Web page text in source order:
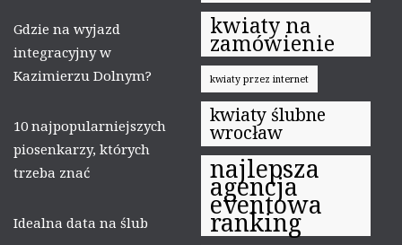
Gdzie na wyjazd
integracyjny w
Kazimierzu Dolnym?
10 najpopularniejszych
piosenkarzy, których
trzeba znać
Idealna data na ślub
kwiaty na
zamówienie
kwiaty przez internet
kwiaty ślubne
wrocław
najlepsza
agencja
eventowa
ranking